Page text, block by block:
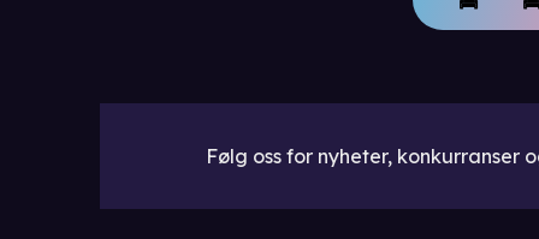
Følg oss for nyheter, konkurranser